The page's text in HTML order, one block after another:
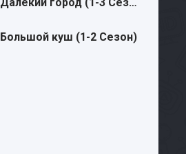
Большой куш (1-2 Сезон)